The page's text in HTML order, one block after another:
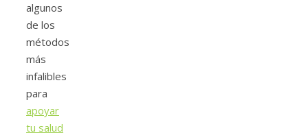
algunos
de los
métodos
más
infalibles
para
apoyar
tu salud